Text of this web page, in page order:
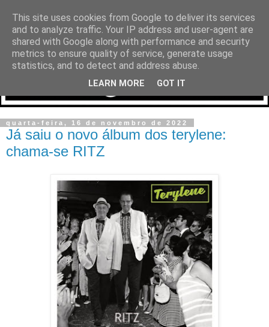
quarta-feira, 16 de novembro de 2022
Já saiu o novo álbum dos terylene:
chama-se RITZ
This site uses cookies from Google to deliver its services
and to analyze traffic. Your IP address and user-agent are
shared with Google along with performance and security
metrics to ensure quality of service, generate usage
statistics, and to detect and address abuse.
LEARN MORE GOT IT